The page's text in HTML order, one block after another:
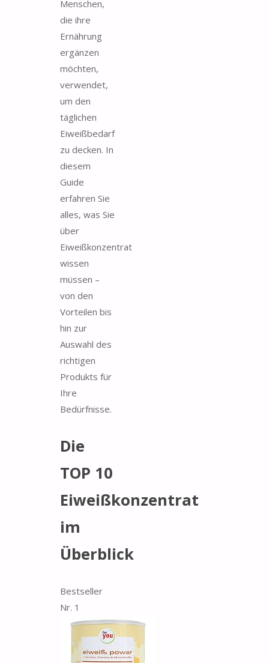
Menschen,
die ihre
Ernährung
ergänzen
möchten,
verwendet,
um den
täglichen
Eiweißbedarf
zu decken. In
diesem
Guide
erfahren Sie
alles, was Sie
über
Eiweißkonzentrat
wissen
müssen –
von den
Vorteilen bis
hin zur
Auswahl des
richtigen
Produkts für
Ihre
Bedürfnisse.
Die
TOP 10
Eiweißkonzentrat
im
Überblick
Bestseller
Nr. 1